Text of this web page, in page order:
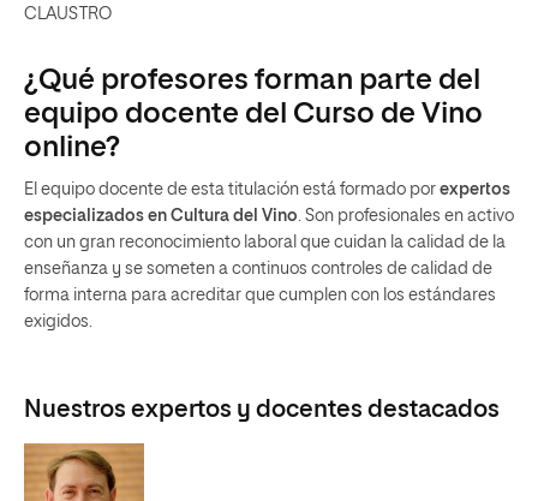
CLAUSTRO
¿Qué profesores forman parte del
equipo docente del Curso de Vino
online?
El equipo docente de esta titulación está formado por expertos
especializados en Cultura del Vino . Son profesionales en activo
con un gran reconocimiento laboral que cuidan la calidad de la
enseñanza y se someten a continuos controles de calidad de
forma interna para acreditar que cumplen con los estándares
exigidos.
Nuestros expertos y docentes destacados